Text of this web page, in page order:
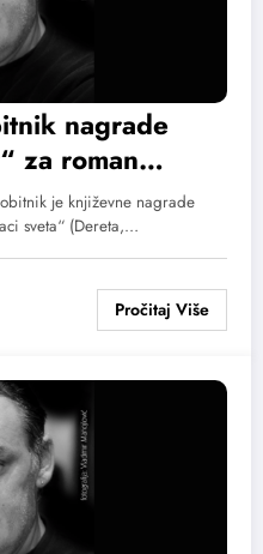
nagrade
za roman
je književne nagrade
sveta“ (Dereta,…